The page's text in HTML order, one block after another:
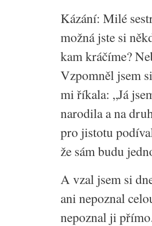
Kázání: Milé
možná jste si
kam kráčíme?
Vzpomněl jsem
mi říkala: „Já
narodila a na
pro jistotu
že sám budu
A vzal jsem si
ani nepoznal
nepoznal ji